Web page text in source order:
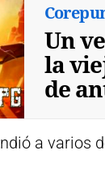
Un
la
de
a varios